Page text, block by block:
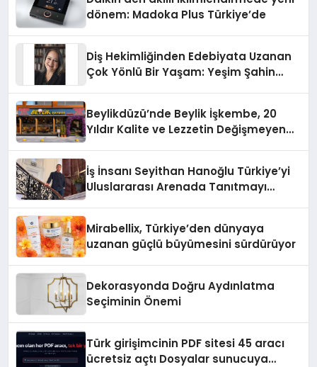
dönem: Madoka Plus Türkiye’de
Diş Hekimliğinden Edebiyata Uzanan
Çok Yönlü Bir Yaşam: Yeşim Şahin
Beylikdüzü’nde Beylik İşkembe, 20
Yıldır Kalite ve Lezzetin Değişmeyen
İş İnsanı Seyithan Hanoğlu Türkiye’yi
Uluslararası Arenada Tanıtmayı
Mirabellix, Türkiye’den dünyaya
uzanan güçlü büyümesini sürdürüyor
Dekorasyonda Doğru Aydınlatma
Seçiminin Önemi
Türk girişimcinin PDF sitesi 45 aracı
ücretsiz açtı Dosyalar sunucuya